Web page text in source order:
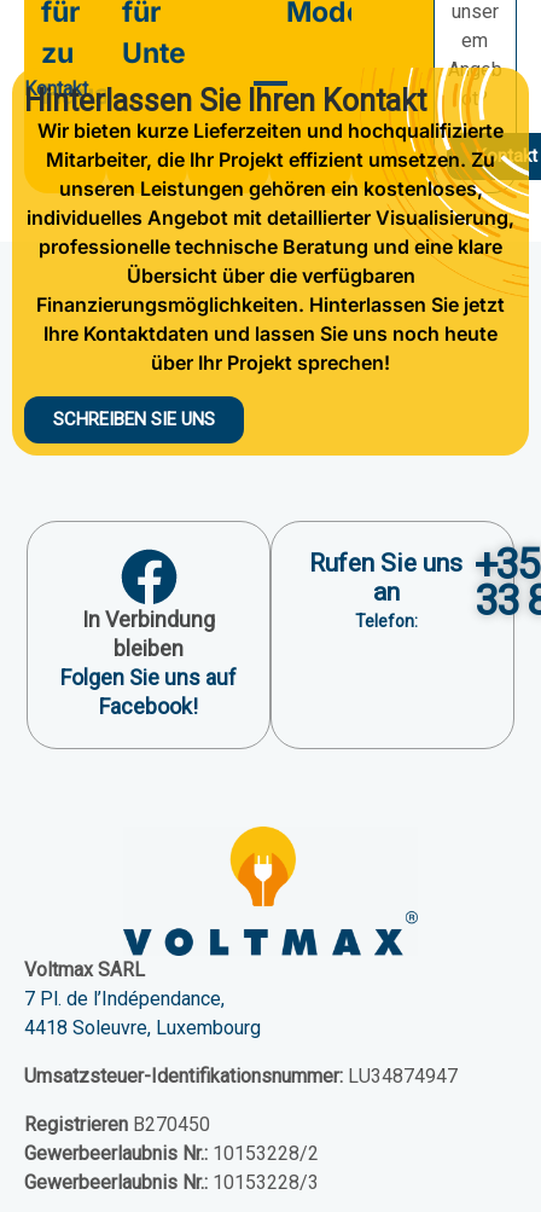
für
zu
Hause
für
Unternehmen
Modernisierung
unser
em
Angeb
ot?
Kontakt
Kontakt
Hinterlassen Sie Ihren Kontakt
Wir bieten kurze Lieferzeiten und hochqualifizierte
Mitarbeiter, die Ihr Projekt effizient umsetzen. Zu
unseren Leistungen gehören ein kostenloses,
individuelles Angebot mit detaillierter Visualisierung,
professionelle technische Beratung und eine klare
Übersicht über die verfügbaren
Finanzierungsmöglichkeiten. Hinterlassen Sie jetzt
Ihre Kontaktdaten und lassen Sie uns noch heute
über Ihr Projekt sprechen!
SCHREIBEN SIE UNS
In Verbindung
bleiben
Folgen Sie uns auf
Facebook!
Rufen Sie uns
an
Telefon: 33
Voltmax SARL
7 Pl. de l’Indépendance,
4418 Soleuvre, Luxembourg
Umsatzsteuer-Identifikationsnummer: LU34874947
Registrieren B270450
Gewerbeerlaubnis Nr.: 10153228/2
Gewerbeerlaubnis Nr.: 10153228/3